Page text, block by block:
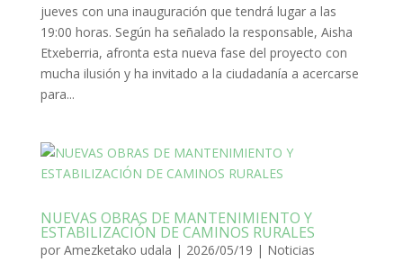
jueves con una inauguración que tendrá lugar a las
19:00 horas. Según ha señalado la responsable, Aisha
Etxeberria, afronta esta nueva fase del proyecto con
mucha ilusión y ha invitado a la ciudadanía a acercarse
para...
NUEVAS OBRAS DE MANTENIMIENTO Y
ESTABILIZACIÓN DE CAMINOS RURALES
por Amezketako udala | 2026/05/19 | Noticias